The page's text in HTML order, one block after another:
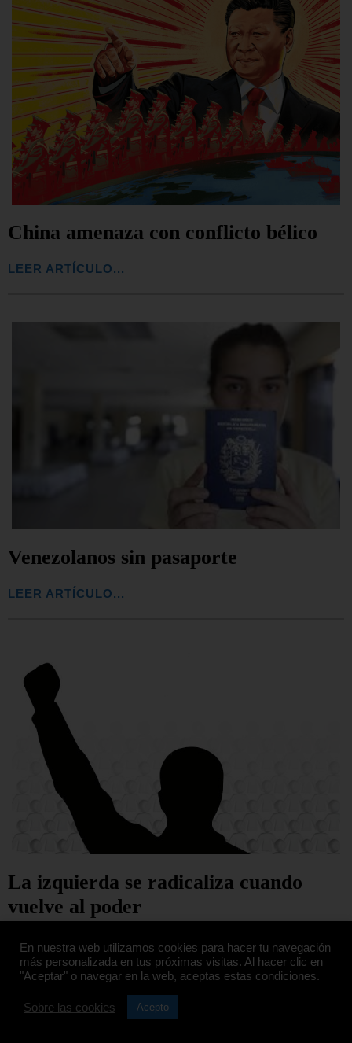
China amenaza con conflicto bélico
LEER ARTÍCULO...
Venezolanos sin pasaporte
LEER ARTÍCULO...
La izquierda se radicaliza cuando
vuelve al poder
LEER ARTÍCULO...
1 2 3 5 6
En nuestra web utilizamos cookies para hacer tu navegación
más personalizada en tus próximas visitas. Al hacer clic en
"Aceptar" o navegar en la web, aceptas estas condiciones.
Sobre las cookies Acepto